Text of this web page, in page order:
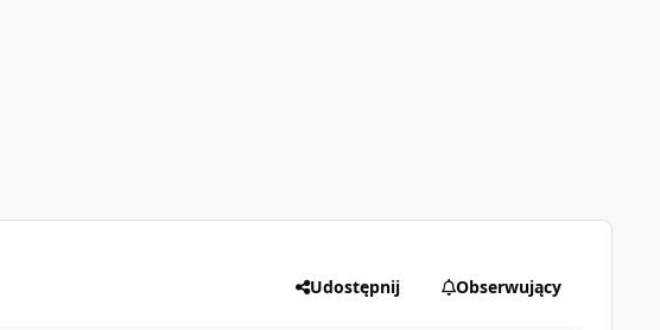
Udostępnij Obserwujący